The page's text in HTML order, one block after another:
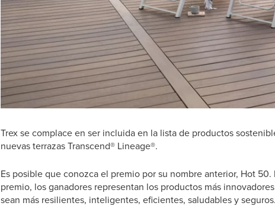
Trex se complace en ser incluida en la lista de productos
nuevas terrazas Transcend® Lineage®.
Es posible que conozca el premio por su nombre anterior, Hot
premio, los ganadores representan los productos más
sean más resilientes, inteligentes, eficientes, saludables y